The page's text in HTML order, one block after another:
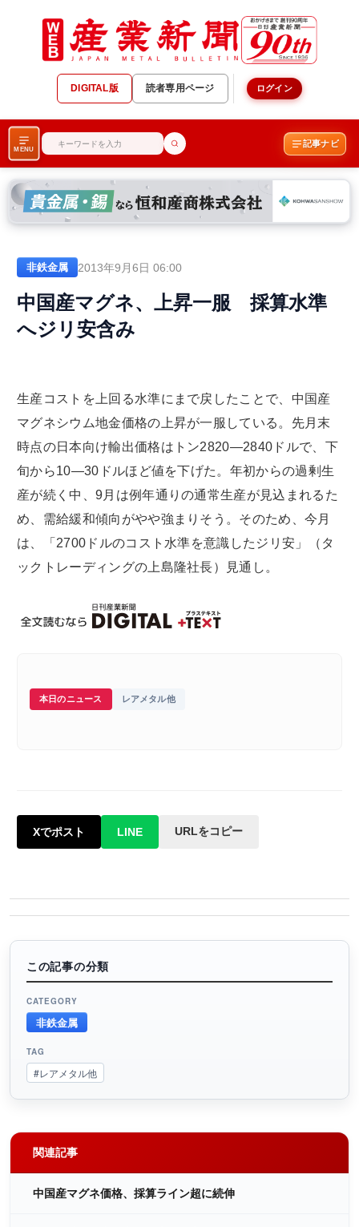
DIGITAL版 読者専用ページ ログイン
MENU
記事ナビ
非鉄金属 2013年9月6日 06:00
中国産マグネ、上昇一服 採算水準
へジリ安含み
生産コストを上回る水準にまで戻したことで、中国産
マグネシウム地金価格の上昇が一服している。先月末
時点の日本向け輸出価格はトン2820―2840ドルで、下
旬から10―30ドルほど値を下げた。年初からの過剰生
産が続く中、9月は例年通りの通常生産が見込まれるた
め、需給緩和傾向がやや強まりそう。そのため、今月
は、「2700ドルのコスト水準を意識したジリ安」（タ
ックトレーディングの上島隆社長）見通し。
本日のニュース レアメタル他
Xでポスト LINE URLをコピー
この記事の分類
CATEGORY
非鉄金属
TAG
#レアメタル他
関連記事
中国産マグネ価格、採算ライン超に続伸